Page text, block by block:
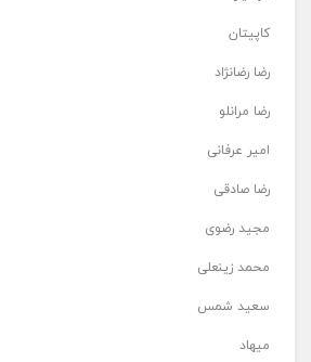
کاپیتان
رضا رضانژاد
رضا مرانلو
امیر عرفانی
رضا صادقی
مجید رضوی
محمد زینعلی
سعید شمس
میهاد